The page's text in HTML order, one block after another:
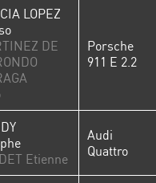
LOPEZ
DE
Porsche
911 E 2.2
Etienne
Audi
Quattro